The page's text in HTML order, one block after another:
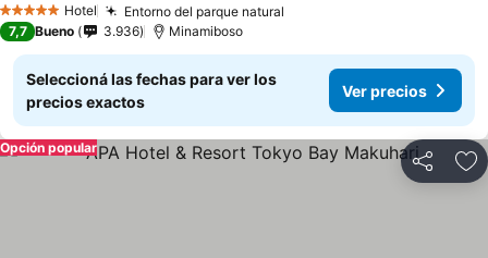
5 Estrellas Hotel Entorno del parque natural
7,7 Bueno 3.936 Minamiboso
Seleccioná las fechas para ver los
precios exactos
Ver precios
Compartir
Opción popular